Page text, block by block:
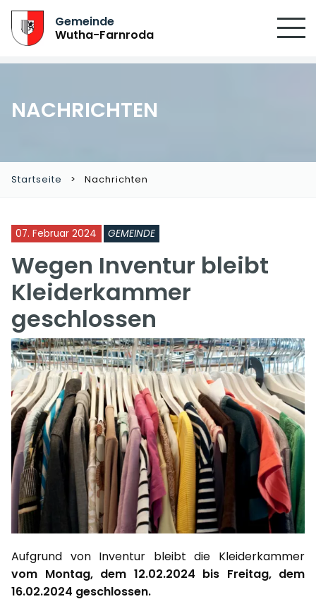
Gemeinde
Wutha-Farnroda
NACHRICHTEN
Startseite Nachrichten
07. Februar 2024 GEMEINDE
Wegen Inventur bleibt
Kleiderkammer
geschlossen
Aufgrund von Inventur bleibt die Kleiderkammer
vom Montag, dem 12.02.2024 bis Freitag, dem
16.02.2024 geschlossen.